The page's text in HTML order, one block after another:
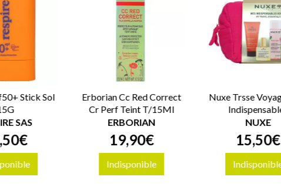
Stick Sol
SAS
,50€
Erborian Cc Red Correct
Cr Perf Teint T/15Ml
ERBORIAN
19,90€
Indisponible
Nuxe Trsse
NUXE
15,50€